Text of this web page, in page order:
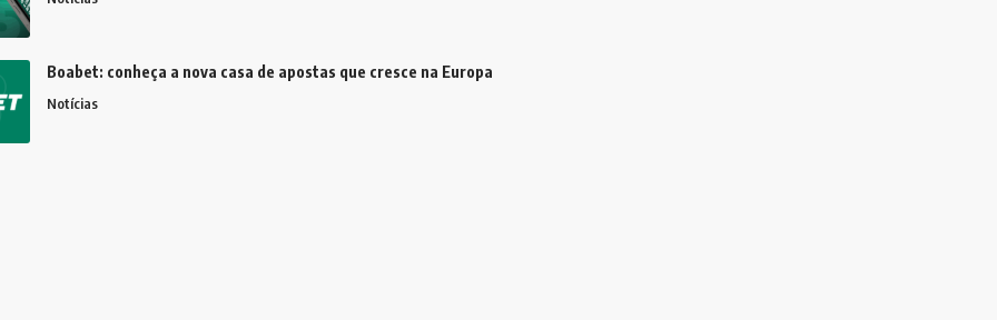
Boabet: conheça a nova casa de apostas que cresce na Europa
Notícias